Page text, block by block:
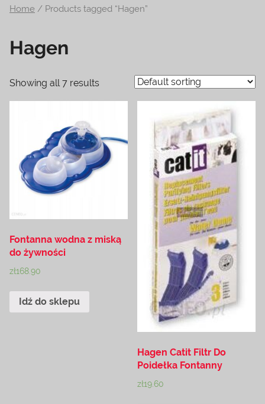
na
terrarystyki
i
Zapraszamy!
Home / Products tagged “Hagen”
Hagen
Showing all 7 results
Fontanna wodna z miską
do żywności
zł168.90
Idź do sklepu
Hagen Catit Filtr Do
Poidełka Fontanny
zł19.60